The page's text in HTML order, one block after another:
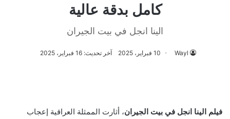
كامل بدقة عالية
الينا انجل في بيت الجيران
Wayl 10 فبراير، 2025 آخر تحديث: 16 فبراير، 2025
فيلم الينا انجل في بيت الجيران، أثارت الممثلة العراقية إعجاب